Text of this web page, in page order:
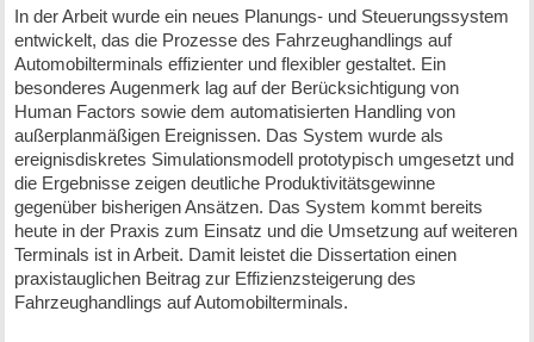
In der Arbeit wurde ein neues Planungs- und Steuerungssystem
entwickelt, das die Prozesse des Fahrzeughandlings auf
Automobilterminals effizienter und flexibler gestaltet. Ein
besonderes Augenmerk lag auf der Berücksichtigung von
Human Factors sowie dem automatisierten Handling von
außerplanmäßigen Ereignissen. Das System wurde als
ereignisdiskretes Simulationsmodell prototypisch umgesetzt und
die Ergebnisse zeigen deutliche Produktivitätsgewinne
gegenüber bisherigen Ansätzen. Das System kommt bereits
heute in der Praxis zum Einsatz und die Umsetzung auf weiteren
Terminals ist in Arbeit. Damit leistet die Dissertation einen
praxistauglichen Beitrag zur Effizienzsteigerung des
Fahrzeughandlings auf Automobilterminals.